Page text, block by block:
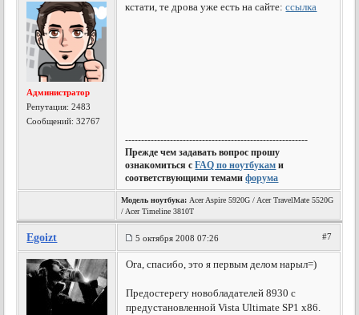
Администратор
Репутация:2483
Сообщений: 32767
кстати, те дрова уже есть на сайте:ссылка
---------------------------------------------------------
Прежде чем задавать вопрос прошу
ознакомиться сFAQ по ноутбукам и
соответствующими темамифорума
Модель ноутбука: Acer Aspire 5920G / Acer TravelMate 5520G
/ Acer Timeline 3810T
Egoizt 5 октября 2008 07:26 #7
Ога, спасибо, это я первым делом нарыл=)
Предостерегу новобладателей 8930 с
предустановленной Vista Ultimate SP1 x86.